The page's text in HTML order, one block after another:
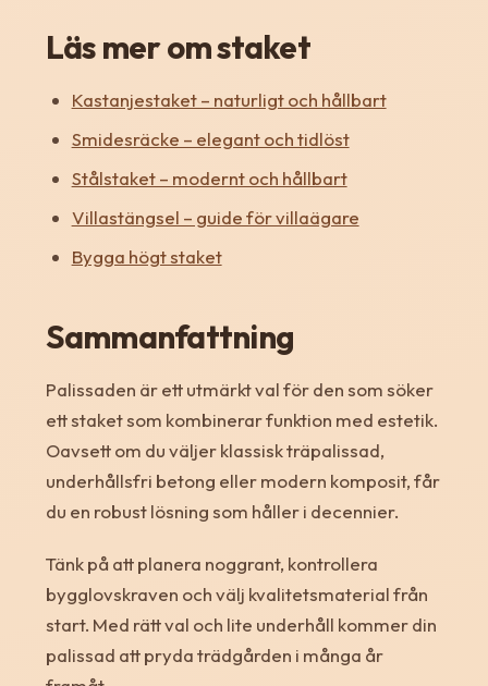
Läs mer om staket
Kastanjestaket – naturligt och hållbart
Smidesräcke – elegant och tidlöst
Stålstaket – modernt och hållbart
Villastängsel – guide för villaägare
Bygga högt staket
Sammanfattning
Palissaden är ett utmärkt val för den som söker
ett staket som kombinerar funktion med estetik.
Oavsett om du väljer klassisk träpalissad,
underhållsfri betong eller modern komposit, får
du en robust lösning som håller i decennier.
Tänk på att planera noggrant, kontrollera
bygglovskraven och välj kvalitetsmaterial från
start. Med rätt val och lite underhåll kommer din
palissad att pryda trädgården i många år